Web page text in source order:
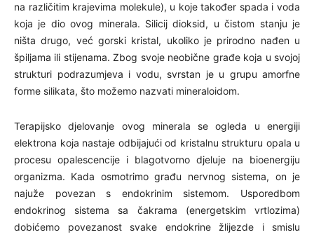
na različitim krajevima molekule), u koje također spada i voda
koja je dio ovog minerala. Silicij dioksid, u čistom stanju je
ništa drugo, već gorski kristal, ukoliko je prirodno nađen u
špiljama ili stijenama. Zbog svoje neobične građe koja u svojoj
strukturi podrazumjeva i vodu, svrstan je u grupu amorfne
forme silikata, što možemo nazvati mineraloidom.
Terapijsko djelovanje ovog minerala se ogleda u energiji
elektrona koja nastaje odbijajući od kristalnu strukturu opala u
procesu opalescencije i blagotvorno djeluje na bioenergiju
organizma. Kada osmotrimo građu nervnog sistema, on je
najuže povezan s endokrinim sistemom. Usporedbom
endokrinog sistema sa čakrama (energetskim vrtlozima)
dobićemo povezanost svake endokrine žlijezde i smislu